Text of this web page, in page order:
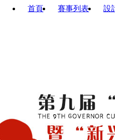
首頁 賽事列表 設